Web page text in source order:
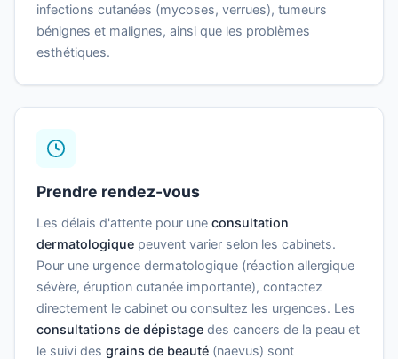
infections cutanées (mycoses, verrues), tumeurs
bénignes et malignes, ainsi que les problèmes
esthétiques.
Prendre rendez-vous
Les délais d'attente pour une consultation
dermatologique peuvent varier selon les cabinets.
Pour une urgence dermatologique (réaction allergique
sévère, éruption cutanée importante), contactez
directement le cabinet ou consultez les urgences. Les
consultations de dépistage des cancers de la peau et
le suivi des grains de beauté (naevus) sont